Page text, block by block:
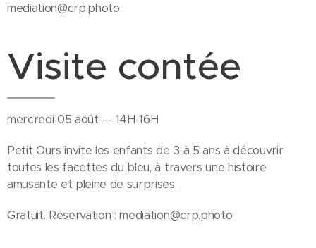
mediation@crp.photo
Visite contée
mercredi 05 août — 14H-16H
Petit Ours invite les enfants de 3 à 5 ans à découvrir
toutes les facettes du bleu, à travers une histoire
amusante et pleine de surprises.
Gratuit. Réservation : mediation@crp.photo